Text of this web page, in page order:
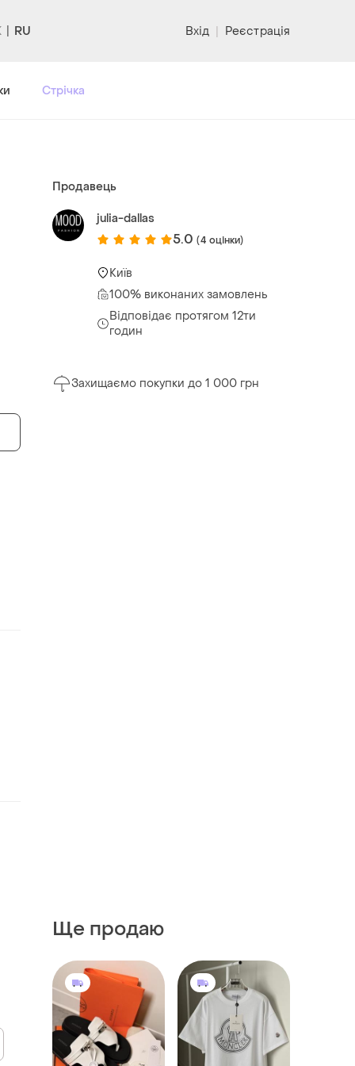
RU Вхід | Реєстрація
Стрічка
Продавець
julia-dallas
5.0 (4 оцінки)
Київ
100% виконаних замовлень
Відповідає протягом 12ти
годин
Захищаємо покупки до 1 000 грн
Ще продаю